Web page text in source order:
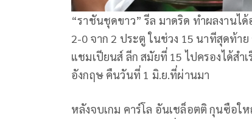
“ราชันชุดขาว” รีล มาดริด ทำผลงานไ
2-0 จาก 2 ประตู ในช่วง 15 นาทีสุดท้า
แชมเปียนส์ ลีก สมัยที่ 15 ไปครองได้สำ
อังกฤษ คืนวันที่ 1 มิ.ย.ที่ผ่านมา
หลังจบเกม คาร์โล อันเชล็อตติ กุนซือ